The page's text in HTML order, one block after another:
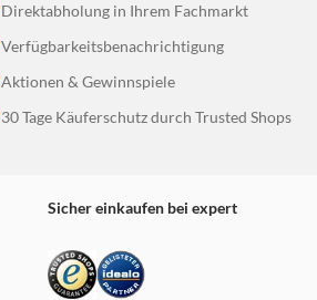
Direktabholung in Ihrem Fachmarkt
Verfügbarkeitsbenachrichtigung
Aktionen & Gewinnspiele
30 Tage Käuferschutz durch Trusted Shops
Sicher einkaufen bei expert